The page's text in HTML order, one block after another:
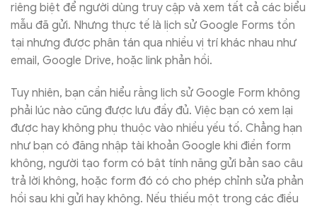
riêng biệt để người dùng truy cập và xem tất cả các biểu
mẫu đã gửi. Nhưng thực tế là lịch sử Google Forms tồn
tại nhưng được phân tán qua nhiều vị trí khác nhau như
email, Google Drive, hoặc link phản hồi.
Tuy nhiên, bạn cần hiểu rằng lịch sử Google Form không
phải lúc nào cũng được lưu đầy đủ. Việc bạn có xem lại
được hay không phụ thuộc vào nhiều yếu tố. Chẳng hạn
như bạn có đăng nhập tài khoản Google khi điền form
không, người tạo form có bật tính năng gửi bản sao câu
trả lời không, hoặc form đó có cho phép chỉnh sửa phản
hồi sau khi gửi hay không. Nếu thiếu một trong các điều